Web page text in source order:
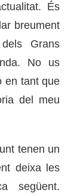
És
breument
Grans
No us
en tant que
del meu
tenen un
deixa les
següent.